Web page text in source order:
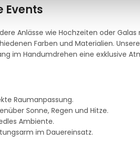
Events
Anlässe wie Hochzeiten oder
Farben und Materialien.
im Handumdrehen eine exklusive
Raumanpassung.
Sonne, Regen und Hitze.
Ambiente.
im Dauereinsatz.